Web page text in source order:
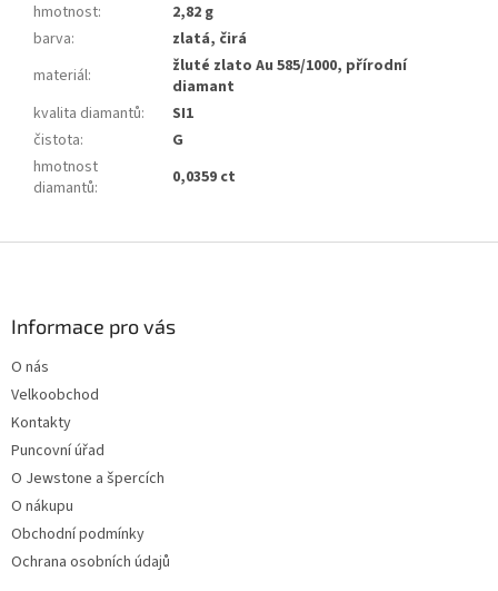
hmotnost:
2,82 g
barva:
zlatá, čirá
materiál:
žluté zlato Au 585/1000, přírodní
diamant
kvalita diamantů:
SI1
čistota:
G
hmotnost
diamantů: 0,0359 ct
Informace pro vás
O nás
Velkoobchod
Kontakty
Puncovní úřad
O Jewstone a špercích
O nákupu
Obchodní podmínky
Ochrana osobních údajů